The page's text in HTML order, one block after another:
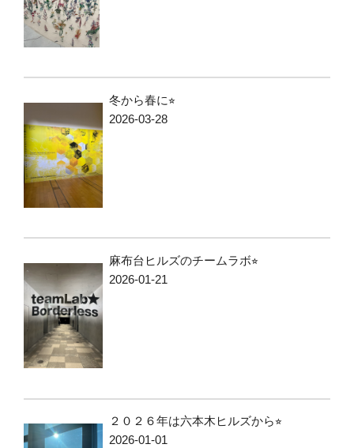
冬から春に⭐︎
2026-03-28
麻布台ヒルズのチームラボ⭐︎
2026-01-21
２０２６年は六本木ヒルズから⭐︎
2026-01-01